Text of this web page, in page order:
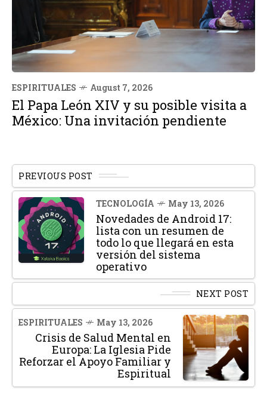
ESPIRITUALES August 7, 2026
El Papa León XIV y su posible visita a
México: Una invitación pendiente
PREVIOUS POST
TECNOLOGÍA May 13, 2026
Novedades de Android 17:
lista con un resumen de
todo lo que llegará en esta
versión del sistema
operativo
NEXT POST
ESPIRITUALES May 13, 2026
Crisis de Salud Mental en
Europa: La Iglesia Pide
Reforzar el Apoyo Familiar y
Espiritual